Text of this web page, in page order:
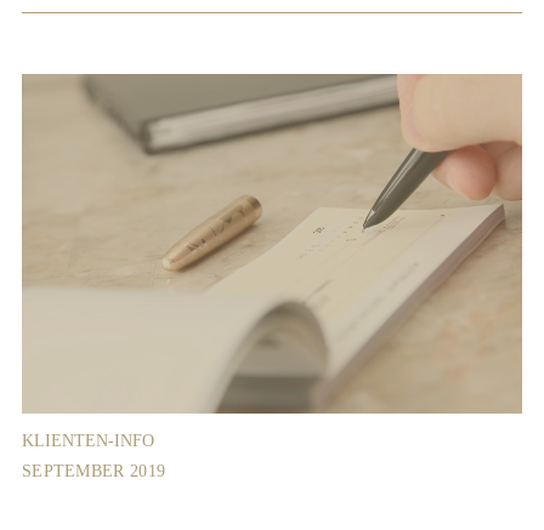
KLIENTEN-INFO
SEPTEMBER 2019